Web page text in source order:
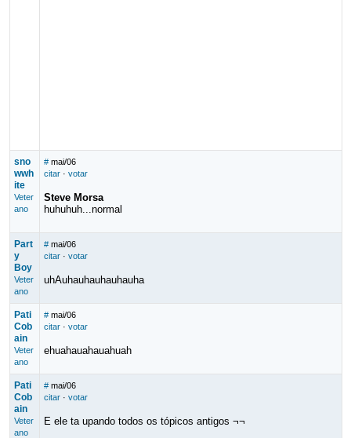
sno
wwh
ite
Veter
ano
# mai/06
citar· votar
Steve Morsa
huhuhuh...normal
Part
y
Boy
Veter
ano
# mai/06
citar· votar
uhAuhauhauhauhauha
Pati
Cob
ain
Veter
ano
# mai/06
citar· votar
ehuahauahauahuah
Pati
Cob
ain
Veter
ano
# mai/06
citar· votar
E ele ta upando todos os tópicos antigos ¬¬